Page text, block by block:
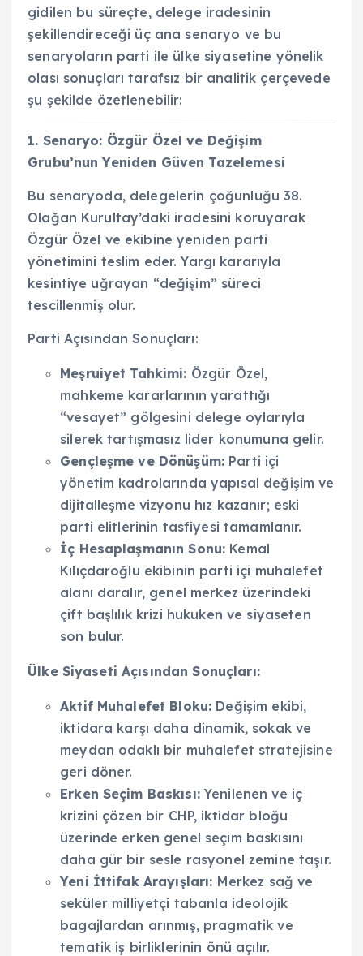
gidilen bu süreçte, delege iradesinin
şekillendireceği üç ana senaryo ve bu
senaryoların parti ile ülke siyasetine yönelik
olası sonuçları tarafsız bir analitik çerçevede
şu şekilde özetlenebilir:
1. Senaryo: Özgür Özel ve Değişim
Grubu’nun Yeniden Güven Tazelemesi
Bu senaryoda, delegelerin çoğunluğu 38.
Olağan Kurultay’daki iradesini koruyarak
Özgür Özel ve ekibine yeniden parti
yönetimini teslim eder. Yargı kararıyla
kesintiye uğrayan “değişim” süreci
tescillenmiş olur.
Parti Açısından Sonuçları:
Meşruiyet Tahkimi: Özgür Özel,
mahkeme kararlarının yarattığı
“vesayet” gölgesini delege oylarıyla
silerek tartışmasız lider konumuna gelir.
Gençleşme ve Dönüşüm: Parti içi
yönetim kadrolarında yapısal değişim ve
dijitalleşme vizyonu hız kazanır; eski
parti elitlerinin tasfiyesi tamamlanır.
İç Hesaplaşmanın Sonu: Kemal
Kılıçdaroğlu ekibinin parti içi muhalefet
alanı daralır, genel merkez üzerindeki
çift başlılık krizi hukuken ve siyaseten
son bulur.
Ülke Siyaseti Açısından Sonuçları:
Aktif Muhalefet Bloku: Değişim ekibi,
iktidara karşı daha dinamik, sokak ve
meydan odaklı bir muhalefet stratejisine
geri döner.
Erken Seçim Baskısı:Yenilenen ve iç
krizini çözen bir CHP, iktidar bloğu
üzerinde erken genel seçim baskısını
daha gür bir sesle rasyonel zemine taşır.
Yeni İttifak Arayışları: Merkez sağ ve
seküler milliyetçi tabanla ideolojik
bagajlardan arınmış, pragmatik ve
tematik iş birliklerinin önü açılır.